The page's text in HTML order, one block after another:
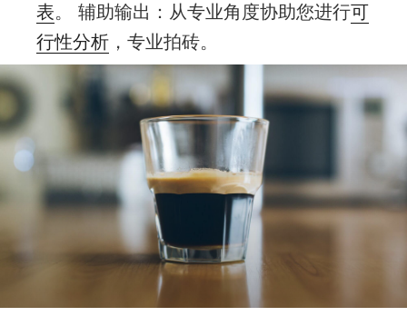
表。 辅助输出：从专业角度协助您进行可
行性分析 ，专业拍砖。